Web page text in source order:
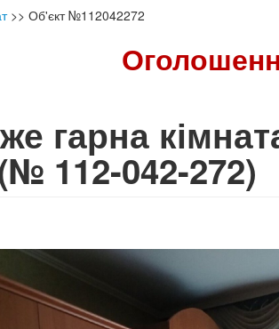
>> Об'єкт №112042272
гарна
112-042-272)